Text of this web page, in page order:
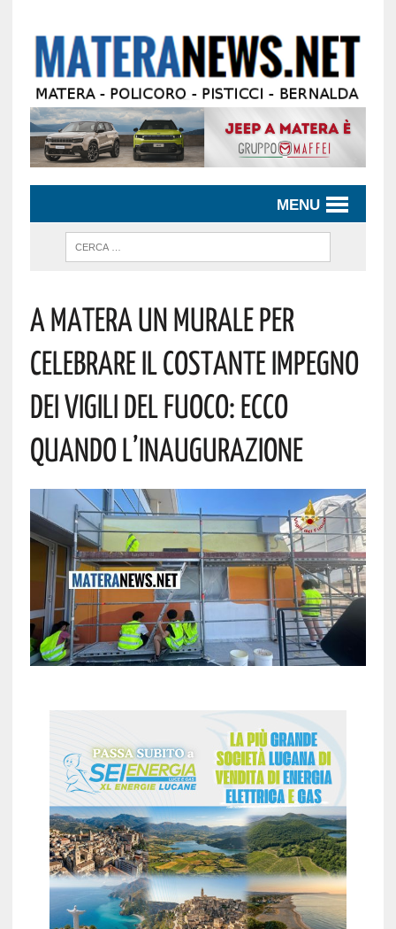
MENU
A Matera Un Murale Per
Celebrare Il Costante Impegno
Dei Vigili Del Fuoco: Ecco
Quando L’inaugurazione